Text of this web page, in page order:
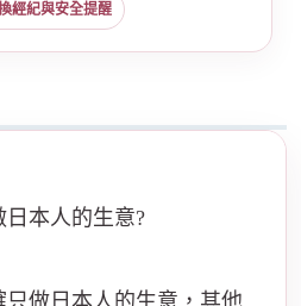
經紀與安全提醒
日本人的生意?
做日本人的生意，其他